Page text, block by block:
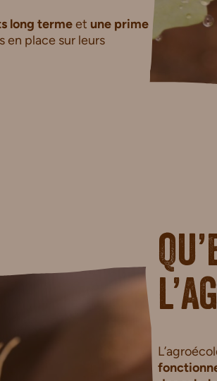
long termeet une prime
en place sur leurs